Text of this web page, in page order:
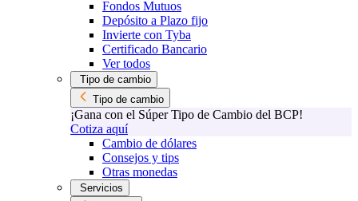
Fondos Mutuos
Depósito a Plazo fijo
Invierte con Tyba
Certificado Bancario
Ver todos
Tipo de cambio
Tipo de cambio
¡Gana con el Súper Tipo de Cambio del BCP!
Cotiza aquí
Cambio de dólares
Consejos y tips
Otras monedas
Servicios